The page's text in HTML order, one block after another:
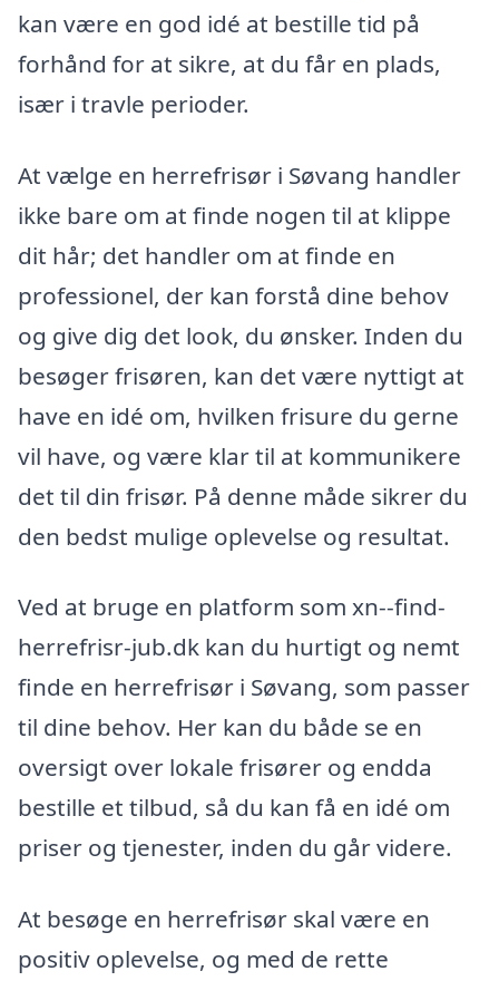
kan være en god idé at bestille tid på
forhånd for at sikre, at du får en plads,
især i travle perioder.
At vælge en herrefrisør i Søvang handler
ikke bare om at finde nogen til at klippe
dit hår; det handler om at finde en
professionel, der kan forstå dine behov
og give dig det look, du ønsker. Inden du
besøger frisøren, kan det være nyttigt at
have en idé om, hvilken frisure du gerne
vil have, og være klar til at kommunikere
det til din frisør. På denne måde sikrer du
den bedst mulige oplevelse og resultat.
Ved at bruge en platform som xn--find-
herrefrisr-jub.dk kan du hurtigt og nemt
finde en herrefrisør i Søvang, som passer
til dine behov. Her kan du både se en
oversigt over lokale frisører og endda
bestille et tilbud, så du kan få en idé om
priser og tjenester, inden du går videre.
At besøge en herrefrisør skal være en
positiv oplevelse, og med de rette